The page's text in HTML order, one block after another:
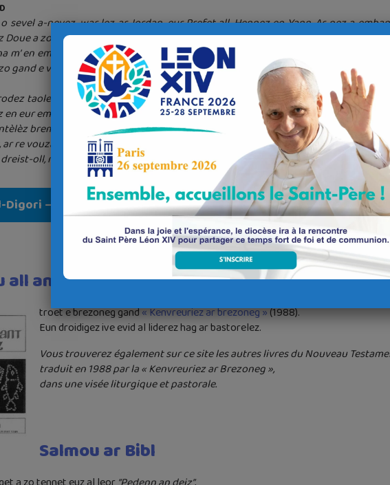
sevel a-nevez, war lez ar Jordan, eur Prefet all. Hennez eo Yann. Ar pez a
Doue a zo tost. Bezit keuz d’ho pehejou ».
m’ en em lez ar bobl da veza soubet gantan e dour ar Jourdan evid pardon ar
gand e viz an hini a zeu war e lerh : « An hini n’eo ket din da zilasa dezan e
taolet Yann en toull-bah, ha lakeet troha dezan e benn, neuze, Jezuz en
en eur embann Kelou Mad ar Rouantèlèz.
bremañ a zo aze, ar Rouantèlèz Doue-ze gortozet abaoe keid-all : « An dud
re vouzar a glèv, ar re varo a zav da veo, hag ar Helou Mad a zo roet da anaoud
oll, rag « Eüruz ar re ’zo pao ur a·spered, dezo eo Rouantèlèz Doue ».
Digori – Aviel an Aotrou Krist
all an Testamant Nevez
troet e brezoneg gand« Kenvreuriez ar brezoneg »(1988).
Eun droidigez ive evid al liderez hag ar bastorelez.
Vous trouverez également sur ce site les autres livres du Nouveau
traduit en 1988 par la « Kenvreuriez ar Brezoneg »,
dans une visée liturgique et pastorale.
Salmou ar Bibl